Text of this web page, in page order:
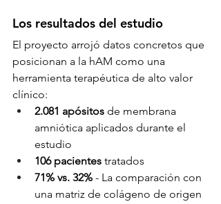
Los resultados del estudio
El proyecto arrojó datos concretos que
posicionan a la hAM como una
herramienta terapéutica de alto valor
clínico:
2.081 apósitos de membrana
amniótica aplicados durante el
estudio
106 pacientes tratados
71% vs. 32% - La comparación con
una matriz de colágeno de origen